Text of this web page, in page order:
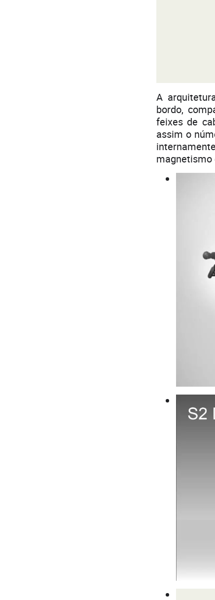
A
bordo,
feixes de
assim o
magnetismo